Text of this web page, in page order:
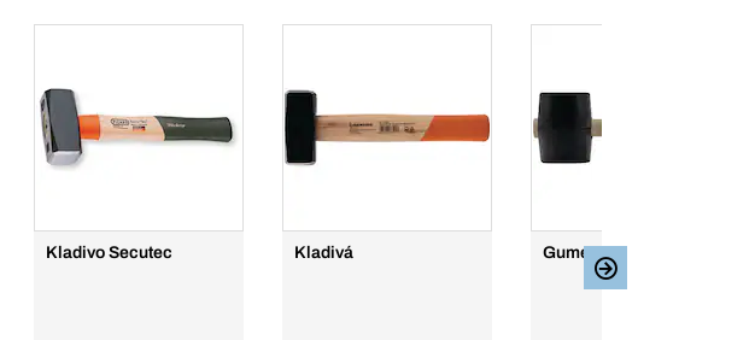
Kladivo Secutec Kladivá Gumené kladivá, čierne